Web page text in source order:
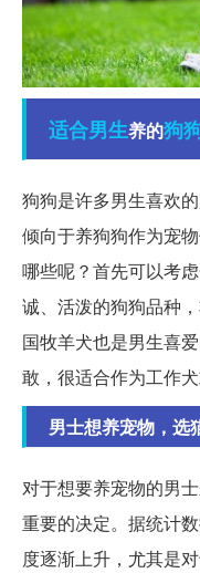
适合男生养的狗
狗狗是许多男生喜欢
倾向于养狗狗作为宠
哪些呢？首先可以考
诚、活泼的狗狗品种
国牧羊犬也是男生喜
敢，很适合作为工作犬
男士想养宠物，选
对于想要养宠物的男
重要的决定。据统计
度逐渐上升，尤其是